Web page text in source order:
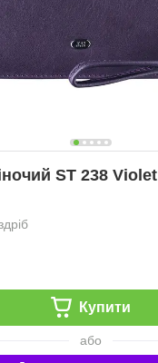
ST 238 Violet
Купити
або